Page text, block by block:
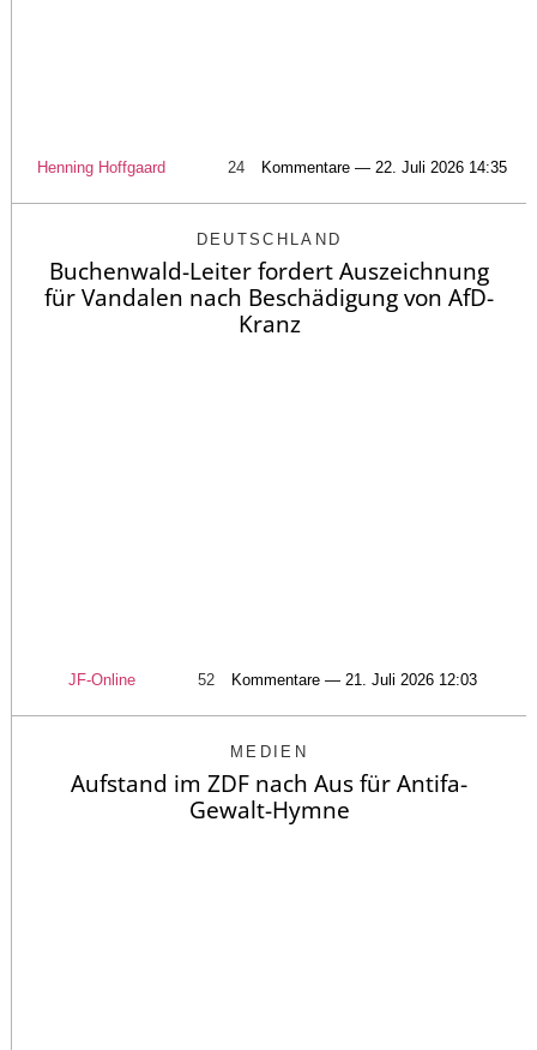
Henning Hoffgaard 24 Kommentare — 22. Juli 2026 14:35
DEUTSCHLAND
Buchenwald-Leiter fordert Auszeichnung
für Vandalen nach Beschädigung von AfD-
Kranz
JF-Online 52 Kommentare — 21. Juli 2026 12:03
MEDIEN
Aufstand im ZDF nach Aus für Antifa-
Gewalt-Hymne